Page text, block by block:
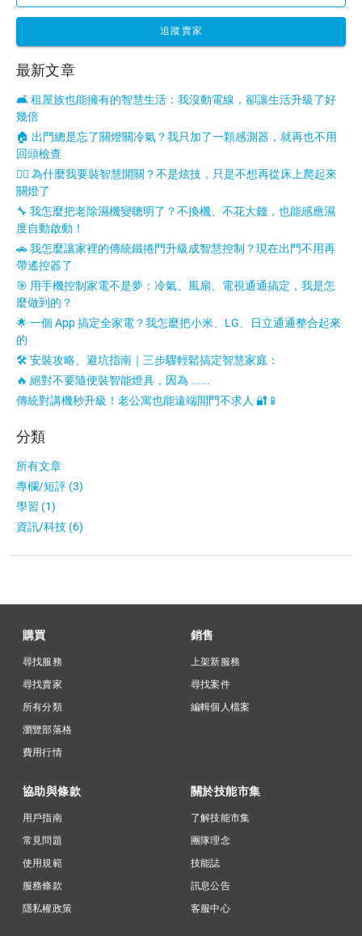
追蹤賣家
最新文章
🛋 租屋族也能擁有的智慧生活：我沒動電線，卻讓生活升級了好
幾倍
🏠 出門總是忘了關燈關冷氣？我只加了一顆感測器，就再也不用
回頭檢查
😮‍💨 為什麼我要裝智慧開關？不是炫技，只是不想再從床上爬起來
關燈了
🔧 我怎麼把老除濕機變聰明了？不換機、不花大錢，也能感應濕
度自動啟動！
🚗 我怎麼讓家裡的傳統鐵捲門升級成智慧控制？現在出門不用再
帶遙控器了
🎯 用手機控制家電不是夢：冷氣、風扇、電視通通搞定，我是怎
麼做到的？
🌟 一個 App 搞定全家電？我怎麼把小米、LG、日立通通整合起來
的
🛠 安裝攻略、避坑指南｜三步驟輕鬆搞定智慧家庭：
🔥 絕對不要隨便裝智能燈具，因為 ......
傳統對講機秒升級！老公寓也能遠端開門不求人 🔐📱
分類
所有文章
專欄/短評 (3)
學習 (1)
資訊/科技 (6)
購買
尋找服務
尋找賣家
所有分類
瀏覽部落格
費用行情
銷售
上架新服務
尋找案件
編輯個人檔案
協助與條款
用戶指南
常見問題
使用規範
服務條款
隱私權政策
關於技能市集
了解技能市集
團隊理念
技能誌
訊息公告
客服中心